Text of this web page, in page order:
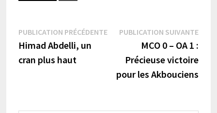
Navigation
de
l’article
PUBLICATION PRÉCÉDENTEPublication
précédente :
Himad Abdelli, un
cran plus haut
PUBLICATION SUIVANTE
MCO 0 – OA 1 :
Précieuse victoire
pour les Akbouciens